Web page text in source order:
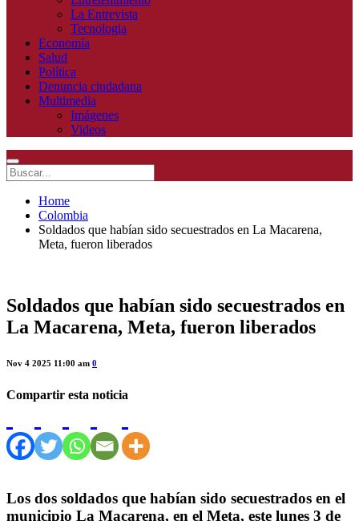
La Entrevista
Tecnologia
Economía
Salud
Política
Denuncia ciudadana
Multimedia
Imágenes
Videos
Home
Colombia
Soldados que habían sido secuestrados en La Macarena,
Meta, fueron liberados
Soldados que habían sido secuestrados en
La Macarena, Meta, fueron liberados
Nov 4 2025 11:00 am 0
Compartir esta noticia
Los dos soldados que habían sido secuestrados en el
municipio La Macarena, en el Meta, este lunes 3 de